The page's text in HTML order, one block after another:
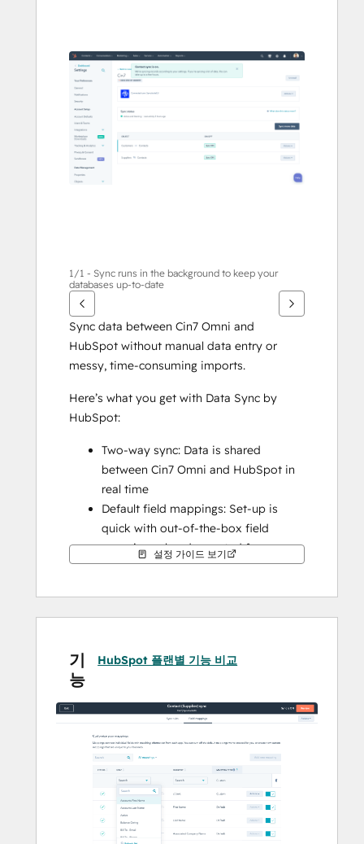
을
보
려
면
화
살
표
하
십
시
오.
1/1 - Sync runs in the background to keep your
databases up-to-date
Sync data between Cin7 Omni and
HubSpot without manual data entry or
messy, time-consuming imports.
Here’s what you get with Data Sync by
HubSpot:
Two-way sync: Data is shared
between Cin7 Omni and HubSpot in
real time
Default field mappings: Set-up is
quick with out-of-the-box field
mappings already created for you
Historical syncing: Your existing data
HubSpot contacts will create and sync to
separate customer records in Cin7 Omni
설정 가이드 보기
기
능
HubSpot 플랜별 기능 비교